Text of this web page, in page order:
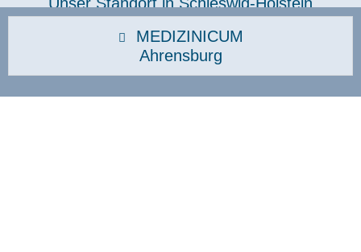
MEDIZINICUM
Ahrensburg